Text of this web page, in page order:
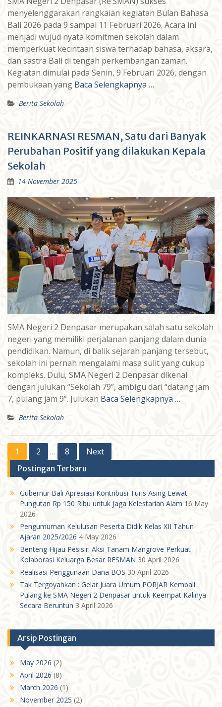
menyelenggarakan rangkaian kegiatan Bulan Bahasa
Bali 2026 pada 9 sampai 11 Februari 2026. Acara ini
menjadi wujud nyata komitmen sekolah dalam
memperkuat kecintaan siswa terhadap bahasa, aksara,
dan sastra Bali di tengah perkembangan zaman.
Kegiatan dimulai pada Senin, 9 Februari 2026, dengan
pembukaan yang Baca Selengkapnya …
Berita Sekolah
REINKARNASI RESMAN, Satu dari Banyak
Perubahan Positif yang dilakukan Kepala
Sekolah
14 November 2025
SMA Negeri 2 Denpasar merupakan salah satu sekolah
negeri yang memiliki perjalanan panjang dalam dunia
pendidikan. Namun, di balik sejarah panjang tersebut,
sekolah ini pernah mengalami masa sulit yang cukup
kompleks. Dulu, SMA Negeri 2 Denpasar dikenal
dengan julukan “Sekolah 79”, ambigu dari “datang jam
7, pulang jam 9”. Julukan Baca Selengkapnya …
Berita Sekolah
Posts
pagination
1 2 … 8 Next
Postingan Terbaru
Gubernur Bali Apresiasi Kontribusi Turis Asing Lewat
Pungutan Rp 150 Ribu untuk Jaga Kelestarian Alam 16 May
2026
Pengumuman Kelulusan Peserta Didik Kelas XII Tahun
Ajaran 2025/2026 4 May 2026
Benteng Hijau Pesisir: Aksi Tanam Mangrove Perkuat
Kolaborasi Keluarga Besar RESMAN 30 April 2026
Realisasi Penggunaan Dana BOS 30 April 2026
Tak Tergoyahkan : Gelar Juara Umum PORJAR Kembali
Pulang ke SMA Negeri 2 Denpasar untuk Keempat Kalinya
Secara Beruntun 3 April 2026
Arsip Postingan
May 2026 (2)
April 2026 (8)
March 2026 (1)
November 2025 (2)